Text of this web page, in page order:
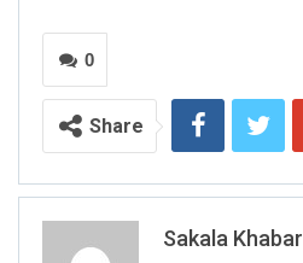
0
Share
Sakala Khabar